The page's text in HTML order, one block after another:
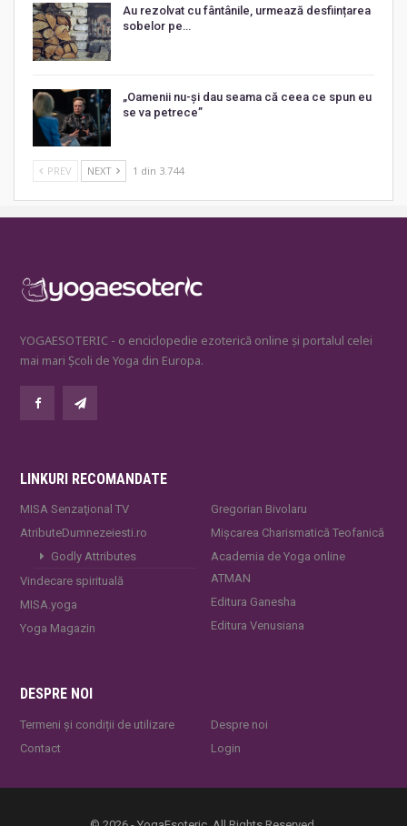
Au rezolvat cu fântânile, urmează desființarea
sobelor pe…
„Oamenii nu-și dau seama că ceea ce spun eu
se va petrece”
PREV NEXT 1 din 3.744
YOGAESOTERIC - o enciclopedie ezoterică online și portalul celei
mai mari Școli de Yoga din Europa.
LINKURI RECOMANDATE
MISA Senzaţional TV
AtributeDumnezeiesti.ro
Godly Attributes
Vindecare spirituală
MISA.yoga
Yoga Magazin
Gregorian Bivolaru
Mișcarea Charismatică Teofanică
Academia de Yoga online
ATMAN
Editura Ganesha
Editura Venusiana
DESPRE NOI
Termeni și condiții de utilizare
Contact
Despre noi
Login